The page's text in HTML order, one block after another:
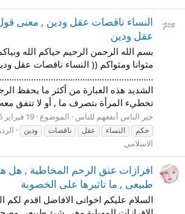
النساء ناقصات عقل ودين , معنى
عقل ودين
بسم الله الرحمن الرحيم حياكم الله
مثوانا ومثواكم (( النساء ناقصات عقل
الشديد هذه العبارة من أكثر ما يحفظ
تخطيء المرأة بتصرف ما , أو لا تتفق
خير الناس أنفعهم للناس الموضوع 19 فبراير 2016
حكم
النساء عقل ناقصات ودين
الاسلامي
افرازات عنق الرحم المخاطية , هل
طبيعى , ما تاثيرها على الخصوبة
السلام عليكم اخواتى الافاضل اقدم